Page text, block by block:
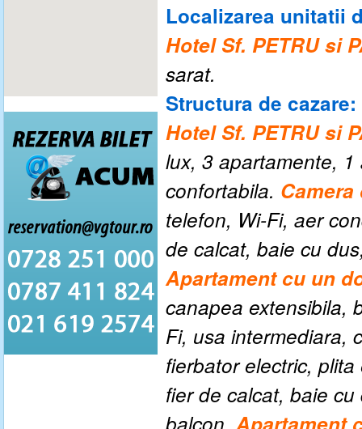
Localizarea unitatii
Hotel Sf. PETRU si
sarat.
Structura de cazare:
Hotel Sf. PETRU si
lux, 3 apartamente,
confortabila.
telefon, Wi-Fi, aer
de calcat, baie cu
Apartament cu un
canapea extensibila,
Fi, usa intermediara,
fierbator electric,
fier de calcat, baie
balcon.Apartament